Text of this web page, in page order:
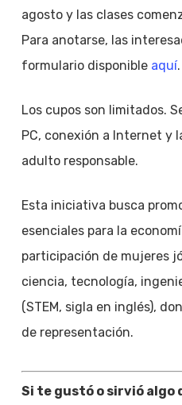
agosto y las clases
Para anotarse, las
formulario disponible aquí.
Los cupos son limitados.
PC, conexión a Internet y
adulto responsable.
Esta iniciativa busca
esenciales para la
participación de mujeres
ciencia, tecnología,
(STEM, sigla en inglés),
de representación.
Si te gustó o sirvió algo